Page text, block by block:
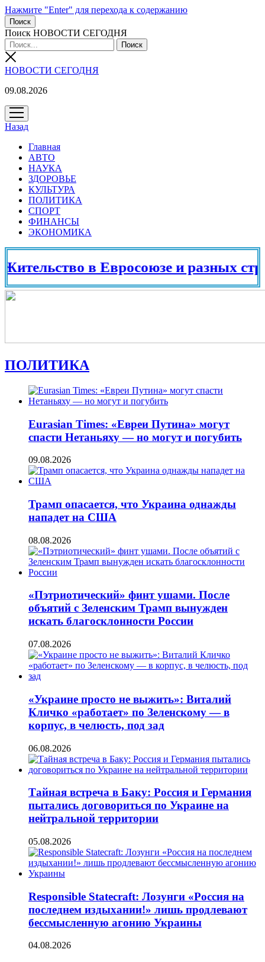
Нажмите "Enter" для перехода к содержанию
Поиск
Поиск НОВОСТИ СЕГОДНЯ
НОВОСТИ СЕГОДНЯ
09.08.2026
открыть
меню
Назад
Главная
АВТО
НАУКА
ЗДОРОВЬЕ
КУЛЬТУРА
ПОЛИТИКА
СПОРТ
ФИНАНСЫ
ЭКОНОМИКА
в Евросоюзе и разных странах
ПОЛИТИКА
Eurasian Times: «Евреи Путина» могут
спасти Нетаньяху — но могут и погубить
09.08.2026
Трамп опасается, что Украина однажды
нападет на США
08.08.2026
«Пэтриотический» финт ушами. После
объятий с Зеленским Трамп вынужден
искать благосклонности России
07.08.2026
«Украине просто не выжить»: Виталий
Кличко «работает» по Зеленскому — в
корпус, в челюсть, под зад
06.08.2026
Тайная встреча в Баку: Россия и Германия
пытались договориться по Украине на
нейтральной территории
05.08.2026
Responsible Statecraft: Лозунги «Россия на
последнем издыхании!» лишь продлевают
бессмысленную агонию Украины
04.08.2026